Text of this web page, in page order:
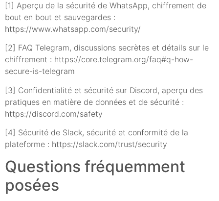
[1] Aperçu de la sécurité de WhatsApp, chiffrement de
bout en bout et sauvegardes :
https://www.whatsapp.com/security/
[2] FAQ Telegram, discussions secrètes et détails sur le
chiffrement : https://core.telegram.org/faq#q-how-
secure-is-telegram
[3] Confidentialité et sécurité sur Discord, aperçu des
pratiques en matière de données et de sécurité :
https://discord.com/safety
[4] Sécurité de Slack, sécurité et conformité de la
plateforme : https://slack.com/trust/security
Questions fréquemment
posées